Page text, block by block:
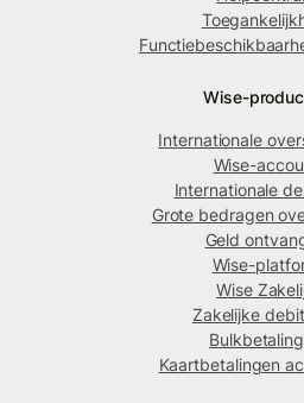
Wise-
Internationale
Wise-
Internationale
Grote bedragen
Geld
Wise-
Wise
Zakelijke
Kaartbetalingen